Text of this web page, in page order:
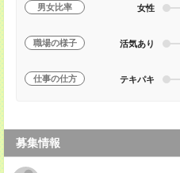
男女比率 女性
職場の様子 活気あり
仕事の仕方 テキパキ
募集情報